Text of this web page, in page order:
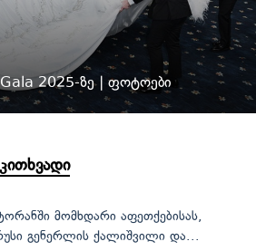
2025-ზე | ფოტოები
მომხდარი აფეთქებისას,
გენერლის ქალიშვილი და...